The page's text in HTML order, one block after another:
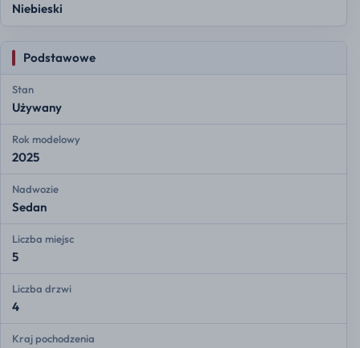
Niebieski
Podstawowe
Stan
Używany
Rok modelowy
2025
Nadwozie
Sedan
Liczba miejsc
5
Liczba drzwi
4
Kraj pochodzenia